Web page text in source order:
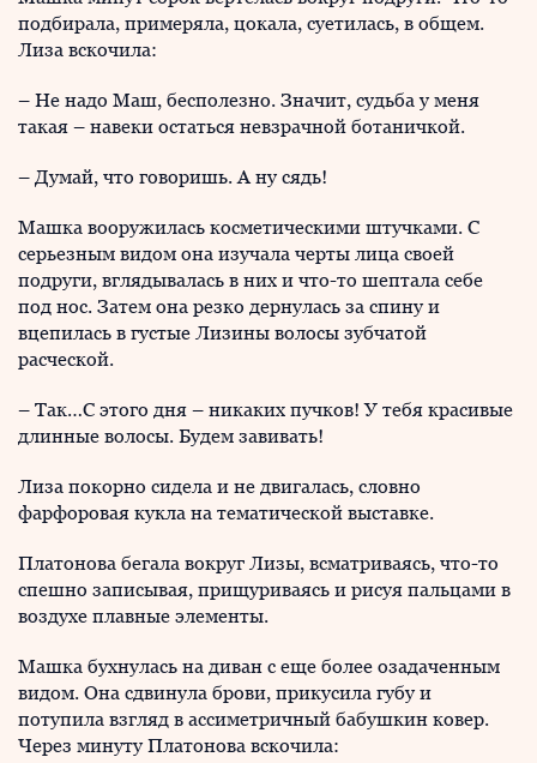
подбирала, примеряла, цокала, суетилась, в общем.
Лиза вскочила:
– Не надо Маш, бесполезно. Значит, судьба у меня
такая – навеки остаться невзрачной ботаничкой.
– Думай, что говоришь. А ну сядь!
Машка вооружилась косметическими штучками. С
серьезным видом она изучала черты лица своей
подруги, вглядывалась в них и что-то шептала себе
под нос. Затем она резко дернулась за спину и
вцепилась в густые Лизины волосы зубчатой
расческой.
– Так…С этого дня – никаких пучков! У тебя красивые
длинные волосы. Будем завивать!
Лиза покорно сидела и не двигалась, словно
фарфоровая кукла на тематической выставке.
Платонова бегала вокруг Лизы, всматриваясь, что-то
спешно записывая, прищуриваясь и рисуя пальцами в
воздухе плавные элементы.
Машка бухнулась на диван с еще более озадаченным
видом. Она сдвинула брови, прикусила губу и
потупила взгляд в ассиметричный бабушкин ковер.
Через минуту Платонова вскочила: